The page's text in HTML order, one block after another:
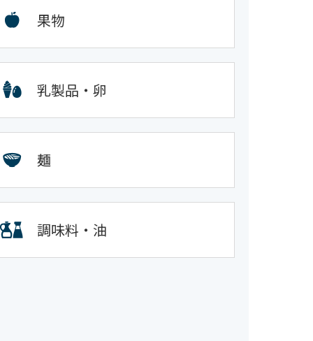
果物
乳製品・卵
麺
調味料・油